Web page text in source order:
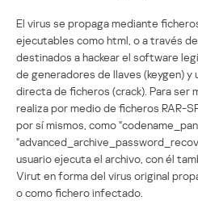
El virus se propaga mediante
ejecutables como html, o a través
destinados a hackear el software
de generadores de llaves (keygen)
directa de ficheros (crack). Para ser
realiza por medio de ficheros RAR-
por sí mismos, como
usuario ejecuta el archivo, con él
Virut en forma del virus original
o como fichero infectado.